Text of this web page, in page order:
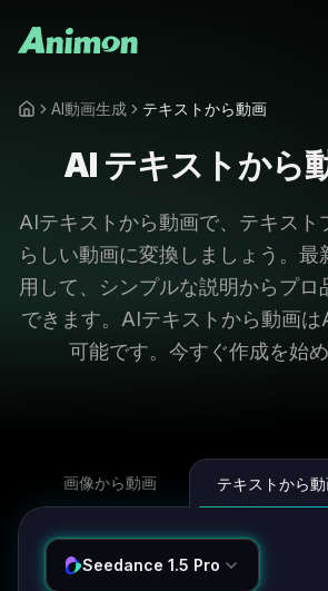
AI動画生成 テキストから動画
AI テキストから
AIテキストから動画で、テキスト
らしい動画に変換しましょう。最
用して、シンプルな説明からプロ
できます。AIテキストから動画
可能です。今すぐ作成を始
画像から動画 テキストから
Seedance 1.5 Pro